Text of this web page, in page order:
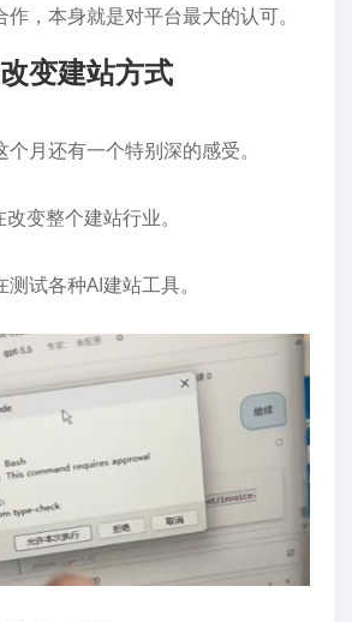
，本身就是对平台最大的认可。
变建站方式
月还有一个特别深的感受。
变整个建站行业。
试各种AI建站工具。